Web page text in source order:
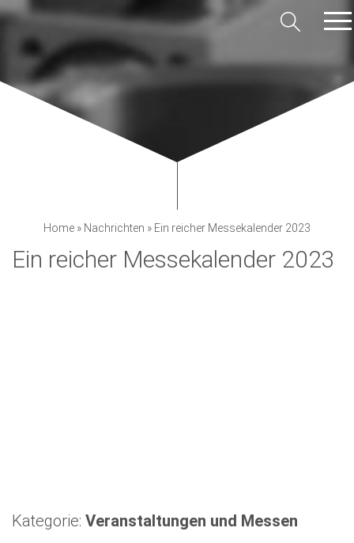
Home » Nachrichten » Ein reicher Messekalender 2023
Ein reicher Messekalender 2023
Kategorie: Veranstaltungen und Messen